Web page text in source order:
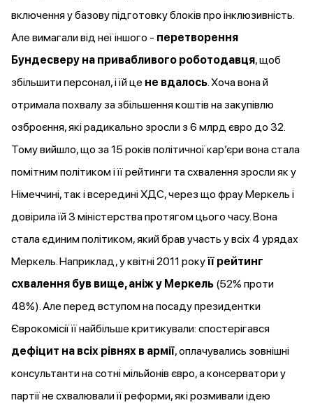
включення у базову підготовку блоків про інклюзивність.
Але вимагали від неї іншого - перетворення
Бундесверу на привабливого роботодавця, щоб
збільшити персонал, і їй це не вдалось . Хоча вона й
отримала похвалу за збільшення коштів на закупівлю
озброєння, які радикально зросли з 6 млрд євро до 32.
Тому вийшло, що за 15 років політичної карʼєри вона стала
помітним політиком і її рейтинги та схвалення зросли як у
Німеччині, так і всередині ХДС, через що фрау Меркель і
довірила їй 3 міністерства протягом цього часу. Вона
стала єдиним політиком, який брав участь у всіх 4 урядах
Меркель. Наприклад, у квітні 2011 рокуїї рейтинг
схвалення був вище, аніж у Меркель (52% проти
48%). Але перед вступом на посаду президентки
Єврокомісії її найбільше критикували: спостерігався
дефіцит на всіх рівнях в армії, оплачувались зовнішні
консультанти на сотні мільйонів євро, а консерватори у
партії не схвалювали її реформи, які розмивали ідею